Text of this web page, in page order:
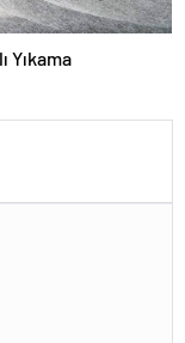
Yıkama